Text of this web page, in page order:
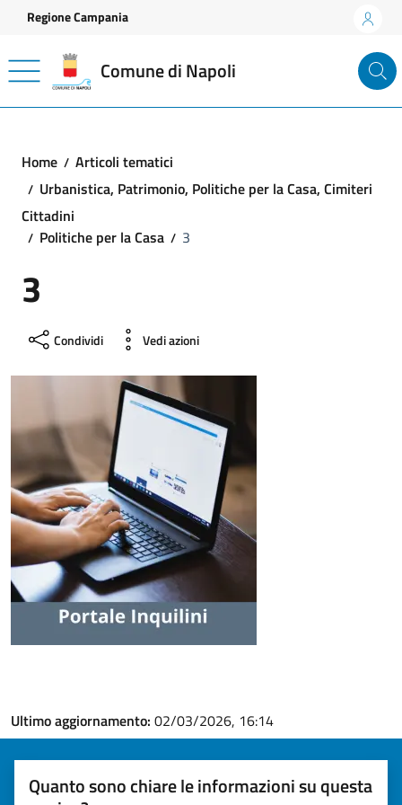
Vai ai contenuti
Vai al footer
Regione Campania
Comune di Napoli
Home
Articoli tematici
Urbanistica, Patrimonio, Politiche per la Casa, Cimiteri
Cittadini
Politiche per la Casa
3
3
Condividi Vedi azioni
Ultimo aggiornamento: 02/03/2026, 16:14
Quanto sono chiare le informazioni su questa